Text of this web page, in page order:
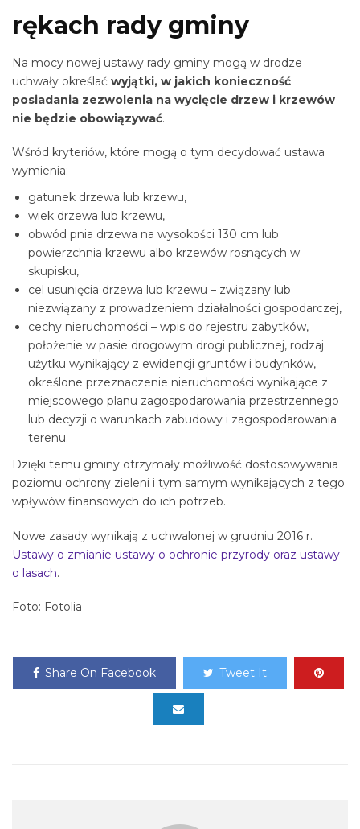
rękach rady gminy
Na mocy nowej ustawy rady gminy mogą w drodze
uchwały określać wyjątki, w jakich konieczność
posiadania zezwolenia na wycięcie drzew i krzewów
nie będzie obowiązywać.
Wśród kryteriów, które mogą o tym decydować ustawa
wymienia:
gatunek drzewa lub krzewu,
wiek drzewa lub krzewu,
obwód pnia drzewa na wysokości 130 cm lub
powierzchnia krzewu albo krzewów rosnących w
skupisku,
cel usunięcia drzewa lub krzewu – związany lub
niezwiązany z prowadzeniem działalności gospodarczej,
cechy nieruchomości – wpis do rejestru zabytków,
położenie w pasie drogowym drogi publicznej, rodzaj
użytku wynikający z ewidencji gruntów i budynków,
określone przeznaczenie nieruchomości wynikające z
miejscowego planu zagospodarowania przestrzennego
lub decyzji o warunkach zabudowy i zagospodarowania
terenu.
Dzięki temu gminy otrzymały możliwość dostosowywania
poziomu ochrony zieleni i tym samym wynikających z tego
wpływów finansowych do ich potrzeb.
Nowe zasady wynikają z uchwalonej w grudniu 2016 r.
Ustawy o zmianie ustawy o ochronie przyrody oraz ustawy
o lasach.
Foto: Fotolia
Share On Facebook Tweet It